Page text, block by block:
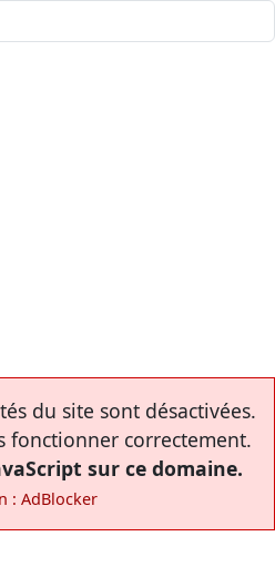
du site sont désactivées.
fonctionner correctement.
sur ce domaine.
: AdBlocker